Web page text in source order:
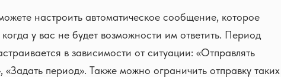
настроить автоматическое сообщение, которое
у вас не будет возможности им ответить. Период
в зависимости от ситуации: «Отправлять
«Задать период». Также можно ограничить отправку таких